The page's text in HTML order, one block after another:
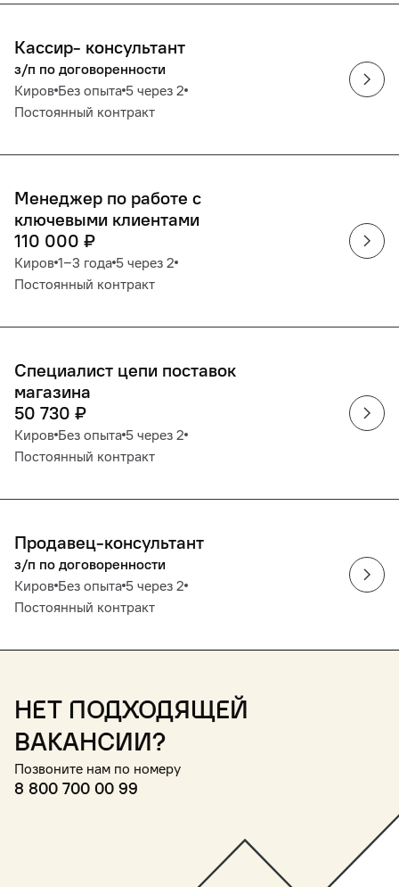
Кассир- консультант
з/п по договоренности
Киров Без опыта 5 через 2
Постоянный контракт
Менеджер по работе с
ключевыми клиентами
110 000 ₽
Киров 1‒3 года 5 через 2
Постоянный контракт
Специалист цепи поставок
магазина
50 730 ₽
Киров Без опыта 5 через 2
Постоянный контракт
Продавец-консультант
з/п по договоренности
Киров Без опыта 5 через 2
Постоянный контракт
Нет подходящей
вакансии?
Позвоните нам по номеру
8 800 700 00 99